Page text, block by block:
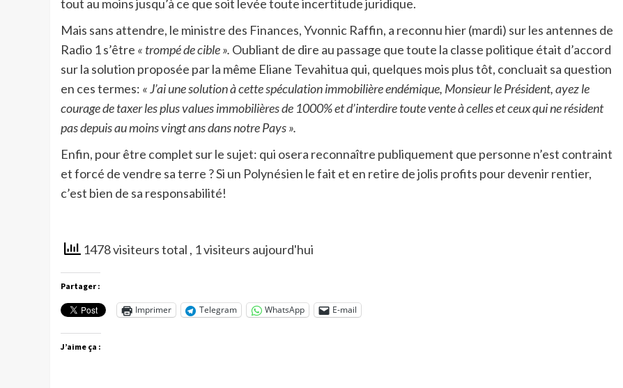
tout au moins jusqu’à ce que soit levée toute incertitude juridique.
Mais sans attendre, le ministre des Finances, Yvonnic Raffin, a reconnu hier (mardi) sur les antennes de
Radio 1 s’être « trompé de cible ». Oubliant de dire au passage que toute la classe politique était d’accord
sur la solution proposée par la même Eliane Tevahitua qui, quelques mois plus tôt, concluait sa question
en ces termes: « J’ai une solution à cette spéculation immobilière endémique, Monsieur le Président, ayez le
courage de taxer les plus values immobilières de 1000% et d’interdire toute vente à celles et ceux qui ne résident
pas depuis au moins vingt ans dans notre Pays ».
Enfin, pour être complet sur le sujet: qui osera reconnaître publiquement que personne n’est contraint
et forcé de vendre sa terre ? Si un Polynésien le fait et en retire de jolis profits pour devenir rentier,
c’est bien de sa responsabilité!
1478 visiteurs total , 1 visiteurs aujourd'hui
Partager :
Imprimer Telegram WhatsApp E-mail
J’aime ça :